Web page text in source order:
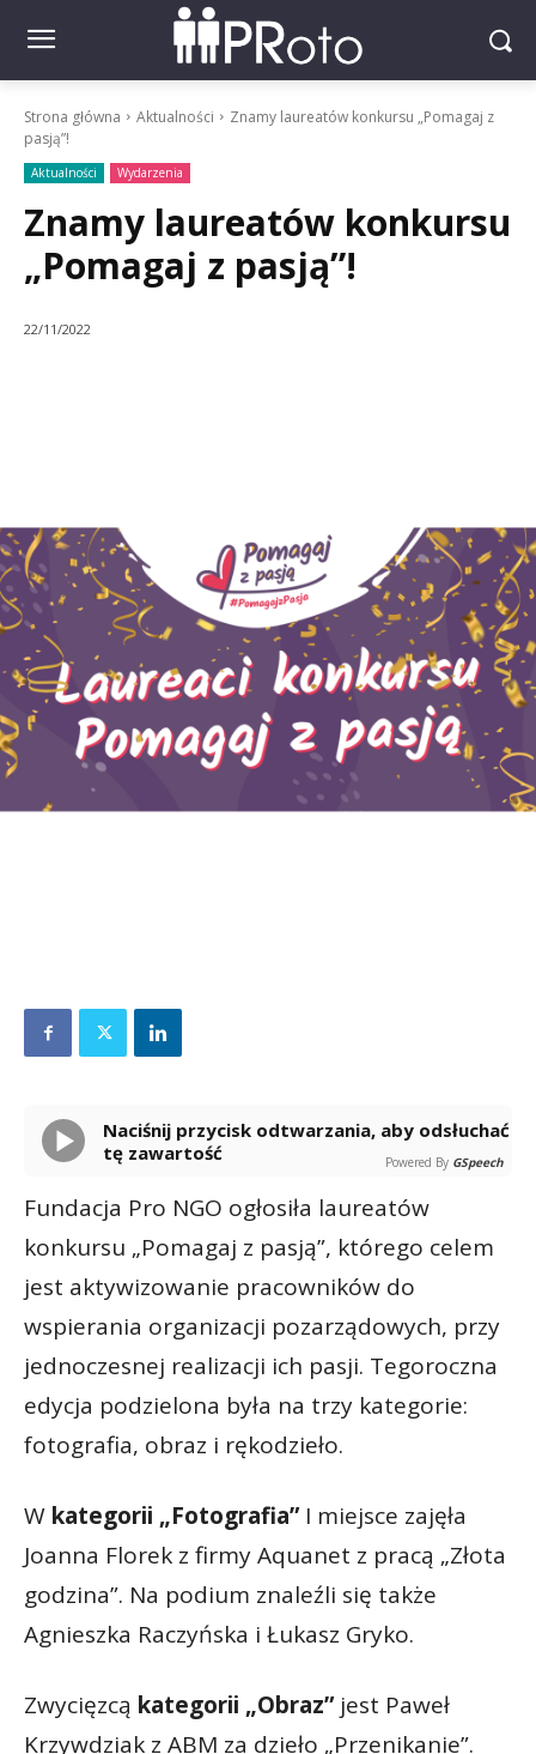
Strona główna Aktualności
Znamy laureatów konkursu „Pomagaj z
pasją”!
Aktualności Wydarzenia
Znamy laureatów konkursu
„Pomagaj z pasją”!
22/11/2022
Naciśnij przycisk odtwarzania, aby odsłuchać
tę zawartość
Powered By GSpeech
Fundacja Pro NGO ogłosiła laureatów
konkursu „Pomagaj z pasją”, którego celem
jest aktywizowanie pracowników do
wspierania organizacji pozarządowych, przy
jednoczesnej realizacji ich pasji. Tegoroczna
edycja podzielona była na trzy kategorie:
fotografia, obraz i rękodzieło.
W kategorii „Fotografia”I miejsce zajęła
Joanna Florek z firmy Aquanet z pracą „Złota
godzina”. Na podium znaleźli się także
Agnieszka Raczyńska i Łukasz Gryko.
Zwycięzcą kategorii „Obraz”jest Paweł
Krzywdziak z ABM za dzieło „Przenikanie”.